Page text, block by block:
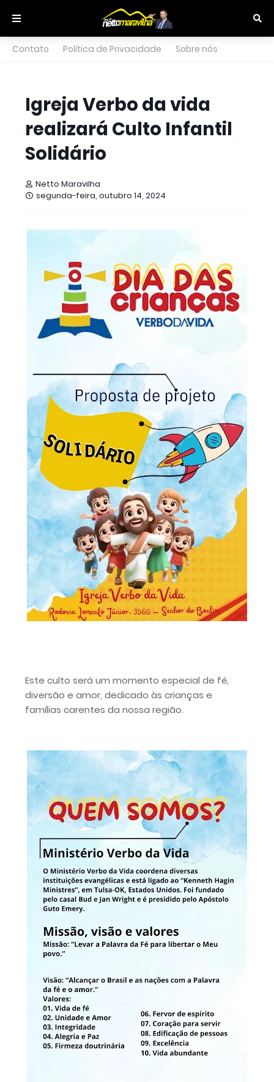
Contato Política de Privacidade Sobre nós
Igreja Verbo da vida
realizará Culto Infantil
Solidário
Netto Maravilha
segunda-feira, outubro 14, 2024
Este culto será um momento especial de fé,
diversão e amor, dedicado às crianças e
famílias carentes da nossa região.